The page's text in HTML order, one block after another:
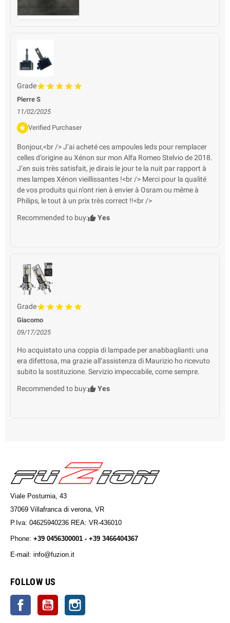
Grade
Pierre S
11/02/2025
Verified Purchaser
Bonjour,<br /> J’ai acheté ces ampoules leds pour remplacer
celles d’origine au Xénon sur mon Alfa Romeo Stelvio de 2018.
J’en suis très satisfait, je dirais le jour te la nuit par rapport à
mes lampes Xénon vieillissantes !<br /> Merci pour la qualité
de vos produits qui n’ont rien à envier à Osram ou même à
Philips, le tout à un prix très correct !!<br />
Recommended to buy: Yes
Grade
Giacomo
09/17/2025
Ho acquistato una coppia di lampade per anabbaglianti: una
era difettosa, ma grazie all’assistenza di Maurizio ho ricevuto
subito la sostituzione. Servizio impeccabile, come sempre.
Recommended to buy: Yes
Viale Postumia, 43
37069 Villafranca di verona, VR
P.Iva: 04625940236 REA: VR-436010
Phone: +39 0456300001 - +39 3466404367
E-mail: info@fuzion.it
FOLLOW US
Facebook YouTube